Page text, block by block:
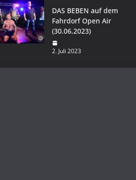
DAS BEBEN auf dem
Fahrdorf Open Air
(30.06.2023)
2. Juli 2023